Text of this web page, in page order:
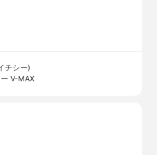
チシー)
V-MAX